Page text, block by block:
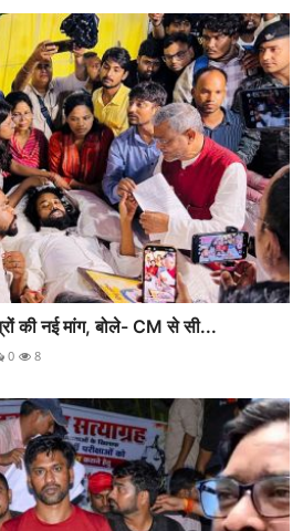
की नई मांग, बोले- CM से सी...
0 8